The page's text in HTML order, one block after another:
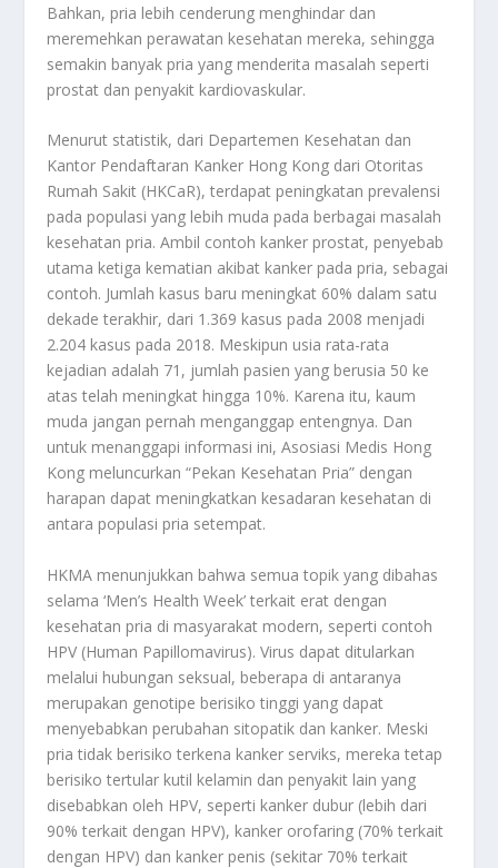
Bahkan, pria lebih cenderung menghindar dan
meremehkan perawatan kesehatan mereka, sehingga
semakin banyak pria yang menderita masalah seperti
prostat dan penyakit kardiovaskular.
Menurut statistik, dari Departemen Kesehatan dan
Kantor Pendaftaran Kanker Hong Kong dari Otoritas
Rumah Sakit (HKCaR), terdapat peningkatan prevalensi
pada populasi yang lebih muda pada berbagai masalah
kesehatan pria. Ambil contoh kanker prostat, penyebab
utama ketiga kematian akibat kanker pada pria, sebagai
contoh. Jumlah kasus baru meningkat 60% dalam satu
dekade terakhir, dari 1.369 kasus pada 2008 menjadi
2.204 kasus pada 2018. Meskipun usia rata-rata
kejadian adalah 71, jumlah pasien yang berusia 50 ke
atas telah meningkat hingga 10%. Karena itu, kaum
muda jangan pernah menganggap entengnya. Dan
untuk menanggapi informasi ini, Asosiasi Medis Hong
Kong meluncurkan “Pekan Kesehatan Pria” dengan
harapan dapat meningkatkan kesadaran kesehatan di
antara populasi pria setempat.
HKMA menunjukkan bahwa semua topik yang dibahas
selama ‘Men’s Health Week’ terkait erat dengan
kesehatan pria di masyarakat modern, seperti contoh
HPV (Human Papillomavirus). Virus dapat ditularkan
melalui hubungan seksual, beberapa di antaranya
merupakan genotipe berisiko tinggi yang dapat
menyebabkan perubahan sitopatik dan kanker. Meski
pria tidak berisiko terkena kanker serviks, mereka tetap
berisiko tertular kutil kelamin dan penyakit lain yang
disebabkan oleh HPV, seperti kanker dubur (lebih dari
90% terkait dengan HPV), kanker orofaring (70% terkait
dengan HPV) dan kanker penis (sekitar 70% terkait